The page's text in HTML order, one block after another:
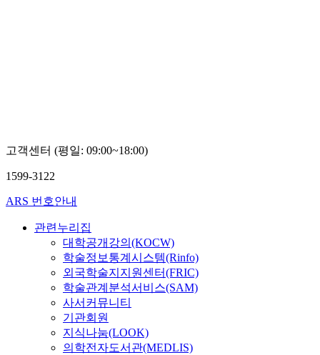
고객센터 (평일: 09:00~18:00)
1599-3122
ARS 번호안내
관련누리집
대학공개강의(KOCW)
학술정보통계시스템(Rinfo)
외국학술지지원센터(FRIC)
학술관계분석서비스(SAM)
사서커뮤니티
기관회원
지식나눔(LOOK)
의학전자도서관(MEDLIS)